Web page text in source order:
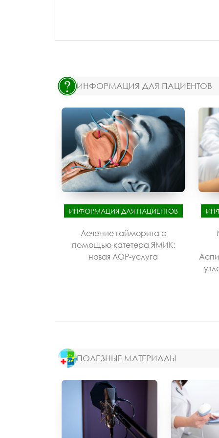
ИНФОРМАЦИЯ ДЛЯ ПАЦИЕНТОВ
ИНФОРМАЦИЯ ДЛЯ ПАЦИЕНТОВ
Лечение гайморита с
помощью катетера ЯМИК:
новая ЛОР-услуга
ПОЛЕЗНЫЕ МАТЕРИАЛЫ